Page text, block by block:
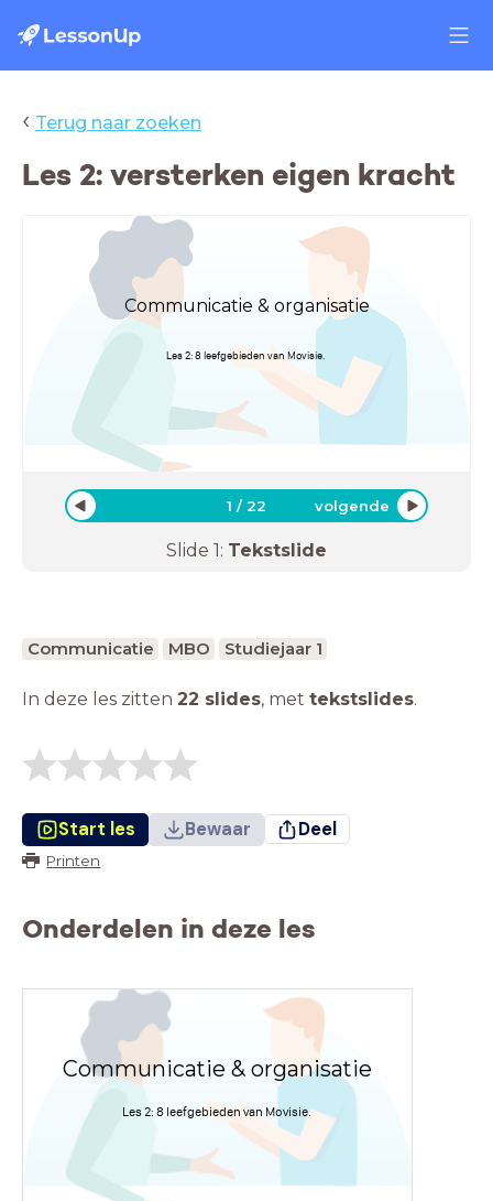
‹ Terug naar zoeken
Les 2: versterken eigen kracht
Communicatie & organisatie
Les 2: 8 leefgebieden van Movisie.
1 /22 volgende
Slide 1: Tekstslide
Communicatie MBO Studiejaar 1
In deze les zitten 22 slides, met tekstslides.
Start les Bewaar Deel
Printen
Onderdelen in deze les
Communicatie & organisatie
Les 2: 8 leefgebieden van Movisie.